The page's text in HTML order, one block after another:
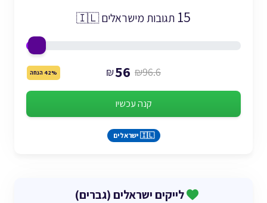
15 תגובות מישראלים 🇮🇱
₪56 ₪96.6 42% הנחה
קנה עכשיו
🇮🇱 ישראלים
לייקים ישראלים (גברים)